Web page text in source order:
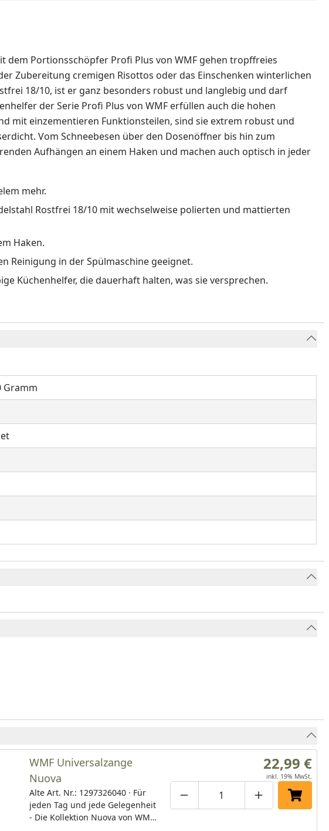
dem Portionsschöpfer Profi Plus von WMF gehen tropffreies
Zubereitung cremigen Risottos oder das Einschenken winterlichen
18/10, ist er ganz besonders robust und langlebig und darf
der Serie Profi Plus von WMF erfüllen auch die hohen
mit einzementieren Funktionsteilen, sind sie extrem robust und
Vom Schneebesen über den Dosenöffner bis hin zum
Aufhängen an einem Haken und machen auch optisch in jeder
mehr.
Rostfrei 18/10 mit wechselweise polierten und mattierten
Haken.
Reinigung in der Spülmaschine geeignet.
Küchenhelfer, die dauerhaft halten, was sie versprechen.
Gramm
legen
WMF Universalzange
Nuova
Alte Art. Nr.: 1297326040 · Für
jeden Tag und jede Gelegenheit
- Die Kollektion Nuova von WMF
Produktmenge um eins
Produktmenge manuell
Produktmenge
In den
22,99 €
inkl. 19% MwSt.